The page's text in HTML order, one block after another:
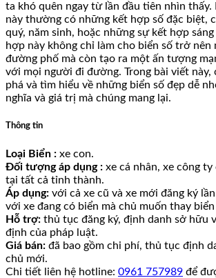
ta khó quên ngay từ lần đầu tiên nhìn thấy.
này thường có những kết hợp số đặc biệt,
quý, năm sinh, hoặc những sự kết hợp
hợp này không chỉ làm cho biển số trở nên
đường phố mà còn tạo ra một ấn tượng
với mọi người đi đường. Trong bài viết này,
phá và tìm hiểu về những biển số đẹp dễ
nghĩa và giá trị mà chúng mang lại.
Thông tin
Loại Biển : xe con.
Đối tượng áp dụng : xe cá nhân, xe công
tại tất cả tỉnh thành.
Áp dụng: với cả xe cũ và xe mới đăng ký
với xe đang có biển mà chủ muốn thay
Hỗ trợ: thủ tục đăng ký, định danh sở hữu
định của pháp luật.
Giá bán: đã bao gồm chi phí, thủ tục định
chủ mới.
Chi tiết liên hệ hotline: 0961 757989 để